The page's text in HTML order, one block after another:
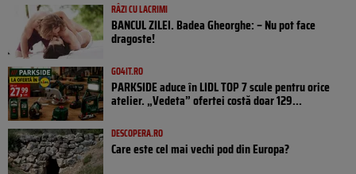
RÂZI CU LACRIMI
BANCUL ZILEI. Badea Gheorghe: – Nu pot face
dragoste!
GO4IT.RO
PARKSIDE aduce în LIDL TOP 7 scule pentru orice
atelier. „Vedeta” ofertei costă doar 129...
DESCOPERA.RO
Care este cel mai vechi pod din Europa?